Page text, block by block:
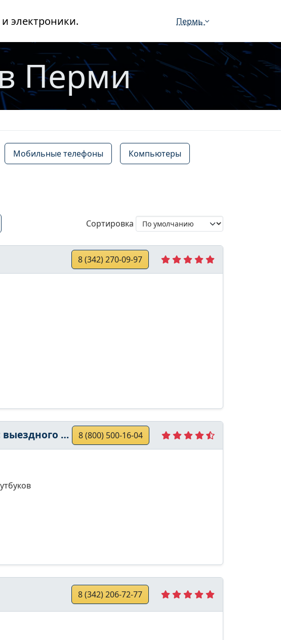
электроники. Пермь
Перми
Мобильные телефоны Компьютеры
Сортировка
8 (342) 270-09-97
ремонта 8 (800) 500-16-04
8 (342) 206-72-77